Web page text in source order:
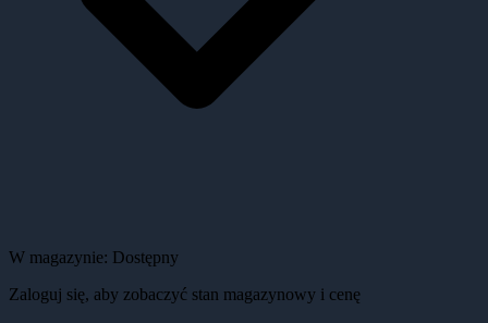
W magazynie: Dostępny
Zaloguj się, aby zobaczyć stan magazynowy i cenę